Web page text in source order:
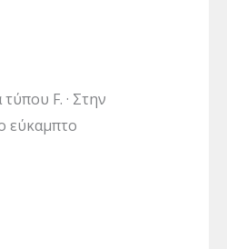
F. · Στην
εύκαμπτο